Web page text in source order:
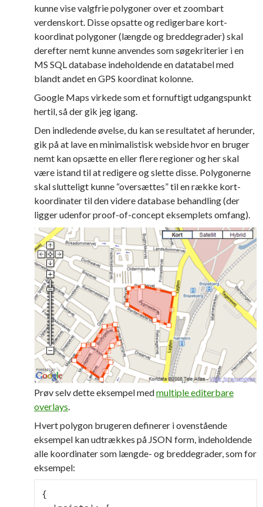
kunne vise valgfrie polygoner over et zoombart
verdenskort. Disse opsatte og redigerbare kort-
koordinat polygoner (længde og breddegrader) skal
derefter nemt kunne anvendes som søgekriterier i en
MS SQL database indeholdende en datatabel med
blandt andet en GPS koordinat kolonne.
Google Maps virkede som et fornuftigt udgangspunkt
hertil, så der gik jeg igang.
Den indledende øvelse, du kan se resultatet af herunder,
gik på at lave en minimalistisk webside hvor en bruger
nemt kan opsætte en eller flere regioner og her skal
være istand til at redigere og slette disse. Polygonerne
skal slutteligt kunne “oversættes” til en række kort-
koordinater til den videre database behandling (der
ligger udenfor proof-of-concept eksemplets omfang).
Prøv selv dette eksempel medmultiple editerbare
overlays.
Hvert polygon brugeren definerer i ovenstående
eksempel kan udtrækkes på JSON form, indeholdende
alle koordinater som længde- og breddegrader, som for
eksempel:
{